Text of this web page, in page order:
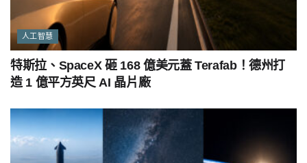
人工智慧
特斯拉、SpaceX 砸 168 億美元蓋 Terafab！德州打
造 1 億平方英尺 AI 晶片廠